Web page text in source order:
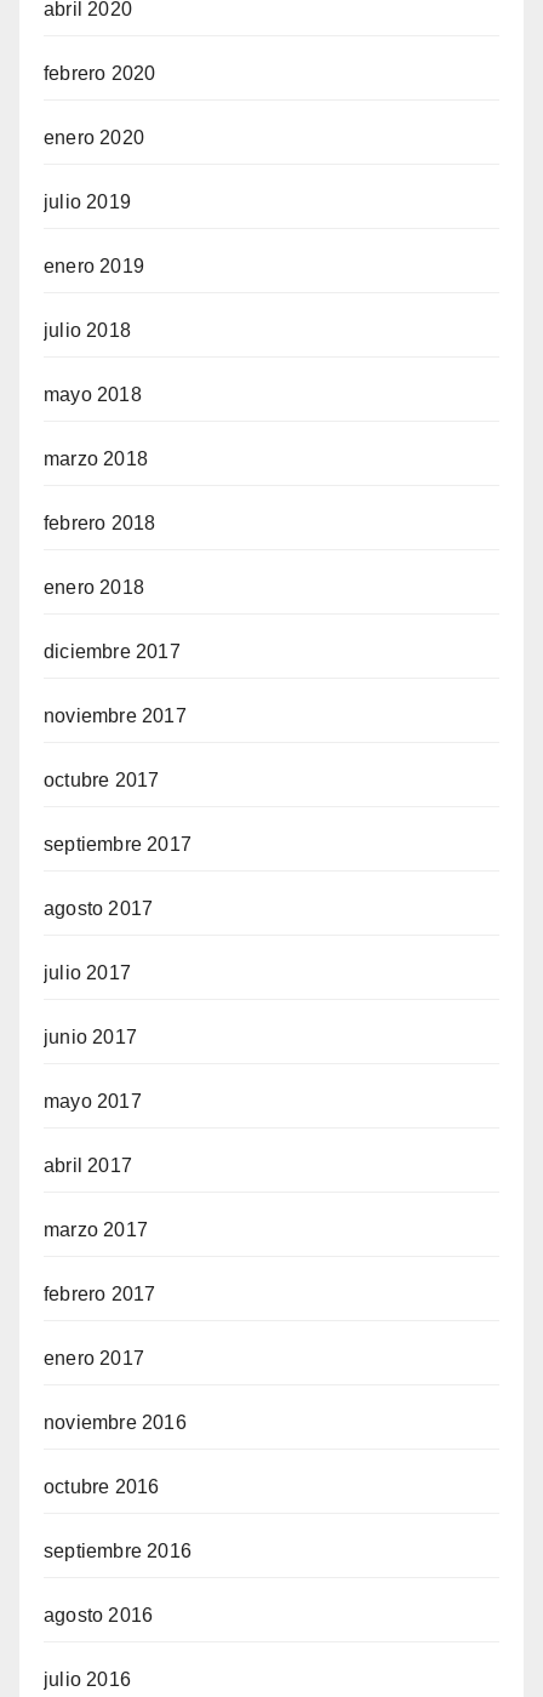
abril 2020
febrero 2020
enero 2020
julio 2019
enero 2019
julio 2018
mayo 2018
marzo 2018
febrero 2018
enero 2018
diciembre 2017
noviembre 2017
octubre 2017
septiembre 2017
agosto 2017
julio 2017
junio 2017
mayo 2017
abril 2017
marzo 2017
febrero 2017
enero 2017
noviembre 2016
octubre 2016
septiembre 2016
agosto 2016
julio 2016